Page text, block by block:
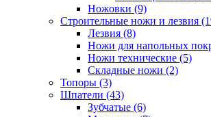
Ножовки (9)
Строительные ножи и лезвия
Лезвия (8)
Ножи для напольных
Ножи технические (5)
Складные ножи (2)
Топоры (3)
Шпатели (43)
Зубчатые (6)